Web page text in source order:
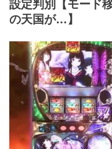
設定判別【モード
の天国が…】